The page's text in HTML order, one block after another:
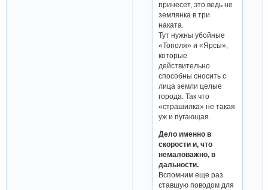
принесет, это ведь не
землянка в три
наката.
Тут нужны убойные
«Тополя» и «Ярсы»,
которые
действительно
способны сносить с
лица земли целые
города. Так что
«страшилка» не такая
уж и пугающая.
Дело именно в
скорости и, что
немаловажно, в
дальности.
Вспомним еще раз
ставшую поводом для